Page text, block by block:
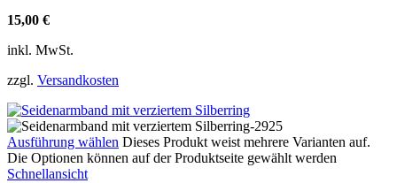
15,00 €
inkl. MwSt.
zzgl. Versandkosten
Ausführung wählen Dieses Produkt weist mehrere Varianten auf.
Die Optionen können auf der Produktseite gewählt werden
Schnellansicht